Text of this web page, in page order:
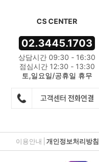
CS CENTER
02.3445.1703
상담시간 09:30 - 16:30
점심시간 12:30 - 13:30
토,일요일/공휴일 휴무
이용안내 개인정보처리방침